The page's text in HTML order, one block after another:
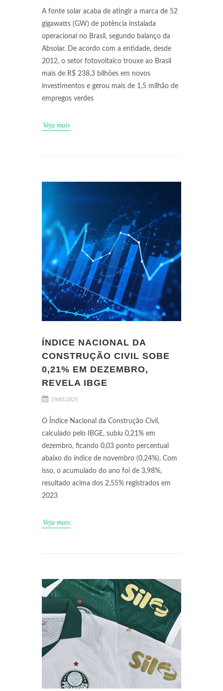
A fonte solar acaba de atingir a marca de 52
gigawatts (GW) de potência instalada
operacional no Brasil, segundo balanço da
Absolar. De acordo com a entidade, desde
2012, o setor fotovoltaico trouxe ao Brasil
mais de R$ 238,3 bilhões em novos
investimentos e gerou mais de 1,5 milhão de
empregos verdes
Veja mais
ÍNDICE NACIONAL DA
CONSTRUÇÃO CIVIL SOBE
0,21% EM DEZEMBRO,
REVELA IBGE
19/01/2025
O Índice Nacional da Construção Civil,
calculado pelo IBGE, subiu 0,21% em
dezembro, ficando 0,03 ponto percentual
abaixo do índice de novembro (0,24%). Com
isso, o acumulado do ano foi de 3,98%,
resultado acima dos 2,55% registrados em
2023
Veja mais